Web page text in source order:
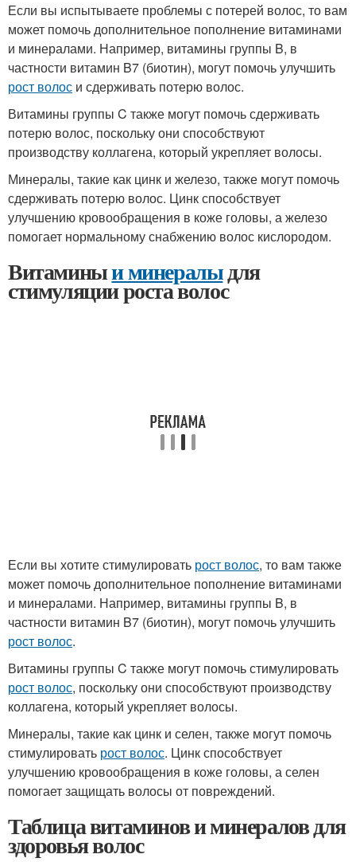
Если вы испытываете проблемы с потерей волос, то вам
может помочь дополнительное пополнение витаминами
и минералами. Например, витамины группы B, в
частности витамин B7 (биотин), могут помочь улучшить
рост волос и сдерживать потерю волос.
Витамины группы C также могут помочь сдерживать
потерю волос, поскольку они способствуют
производству коллагена, который укрепляет волосы.
Минералы, такие как цинк и железо, также могут помочь
сдерживать потерю волос. Цинк способствует
улучшению кровообращения в коже головы, а железо
помогает нормальному снабжению волос кислородом.
Витаминыи минералыдля
стимуляции роста волос
Если вы хотите стимулировать рост волос, то вам также
может помочь дополнительное пополнение витаминами
и минералами. Например, витамины группы B, в
частности витамин B7 (биотин), могут помочь улучшить
рост волос.
Витамины группы C также могут помочь стимулировать
рост волос, поскольку они способствуют производству
коллагена, который укрепляет волосы.
Минералы, такие как цинк и селен, также могут помочь
стимулировать рост волос. Цинк способствует
улучшению кровообращения в коже головы, а селен
помогает защищать волосы от повреждений.
Таблица витаминов и минералов для
здоровья волос